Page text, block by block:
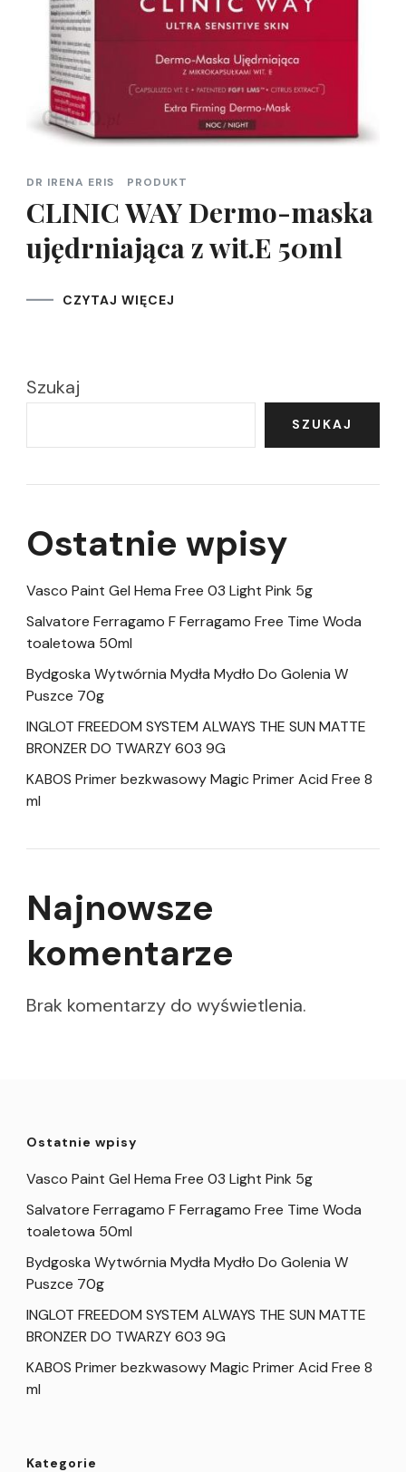
DR IRENA ERIS PRODUKT
CLINIC WAY Dermo-maska
ujędrniająca z wit.E 50ml
CZYTAJ WIĘCEJ
Szukaj
SZUKAJ
Ostatnie wpisy
Vasco Paint Gel Hema Free 03 Light Pink 5g
Salvatore Ferragamo F Ferragamo Free Time Woda
toaletowa 50ml
Bydgoska Wytwórnia Mydła Mydło Do Golenia W
Puszce 70g
INGLOT FREEDOM SYSTEM ALWAYS THE SUN MATTE
BRONZER DO TWARZY 603 9G
KABOS Primer bezkwasowy Magic Primer Acid Free 8
ml
Najnowsze
komentarze
Brak komentarzy do wyświetlenia.
Ostatnie wpisy
Vasco Paint Gel Hema Free 03 Light Pink 5g
Salvatore Ferragamo F Ferragamo Free Time Woda
toaletowa 50ml
Bydgoska Wytwórnia Mydła Mydło Do Golenia W
Puszce 70g
INGLOT FREEDOM SYSTEM ALWAYS THE SUN MATTE
BRONZER DO TWARZY 603 9G
KABOS Primer bezkwasowy Magic Primer Acid Free 8
ml
Kategorie